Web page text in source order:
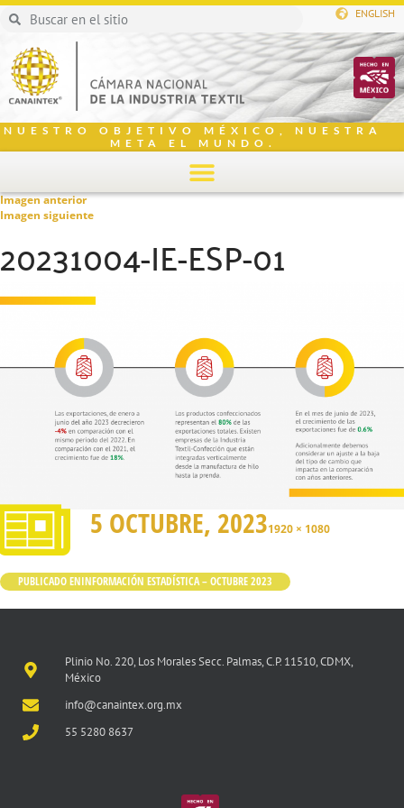
ENGLISH
NUESTRO OBJETIVO MÉXICO, NUESTRA
META EL MUNDO.
Imagen anterior
Imagen siguiente
20231004-IE-ESP-01
5 OCTUBRE, 20231920 × 1080
PUBLICADO ENINFORMACIÓN ESTADÍSTICA – OCTUBRE 2023
Plinio No. 220, Los Morales Secc. Palmas, C.P. 11510, CDMX,
México
info@canaintex.org.mx
55 5280 8637